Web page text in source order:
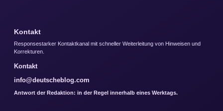
Kontakt
Responsestarker Kontaktkanal mit schneller Weiterleitung von Hinweisen und
Korrekturen.
Kontakt
info@deutscheblog.com
Antwort der Redaktion: in der Regel innerhalb eines Werktags.